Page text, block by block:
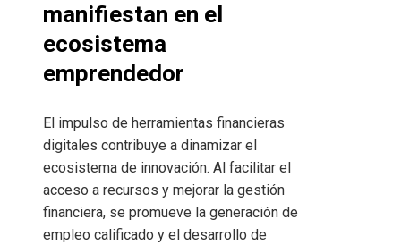
manifiestan en el
ecosistema
emprendedor
El impulso de herramientas financieras
digitales contribuye a dinamizar el
ecosistema de innovación. Al facilitar el
acceso a recursos y mejorar la gestión
financiera, se promueve la generación de
empleo calificado y el desarrollo de